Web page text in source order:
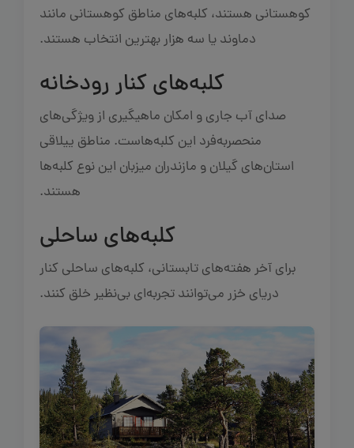
کوهستانی هستند، کلبه‌های مناطق کوهستانی مانند
دماوند یا سه هزار بهترین انتخاب هستند.
کلبه‌های کنار رودخانه
صدای آب جاری و امکان ماهیگیری از ویژگی‌های
منحصربه‌فرد این کلبه‌هاست. مناطق ییلاقی
استان‌های گیلان و مازندران میزبان این نوع کلبه‌ها
هستند.
کلبه‌های ساحلی
برای آخر هفته‌های تابستانی، کلبه‌های ساحلی کنار
دریای خزر می‌توانند تجربه‌ای بی‌نظیر خلق کنند.